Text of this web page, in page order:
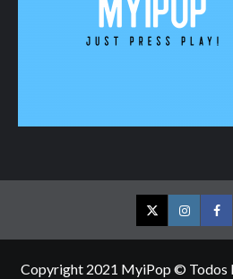
Twitter
Copyright 2021 MyiPop © Todos